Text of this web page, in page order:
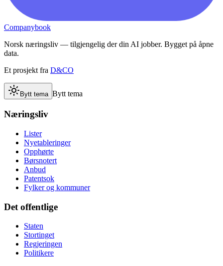
Companybook
Norsk næringsliv — tilgjengelig der din AI jobber. Bygget på åpne
data.
Et prosjekt fra D&CO
Bytt tema Bytt tema
Næringsliv
Lister
Nyetableringer
Opphørte
Børsnotert
Anbud
Patentsok
Fylker og kommuner
Det offentlige
Staten
Stortinget
Regjeringen
Politikere